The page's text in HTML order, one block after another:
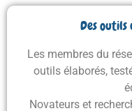
Des
Les membres du
outils élaborés,
Novateurs et